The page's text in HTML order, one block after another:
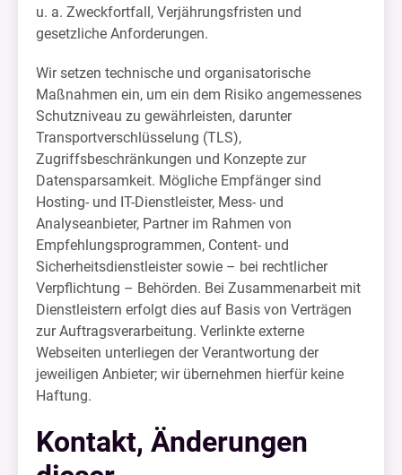
u. a. Zweckfortfall, Verjährungsfristen und
gesetzliche Anforderungen.
Wir setzen technische und organisatorische
Maßnahmen ein, um ein dem Risiko angemessenes
Schutzniveau zu gewährleisten, darunter
Transportverschlüsselung (TLS),
Zugriffsbeschränkungen und Konzepte zur
Datensparsamkeit. Mögliche Empfänger sind
Hosting- und IT-Dienstleister, Mess- und
Analyseanbieter, Partner im Rahmen von
Empfehlungsprogrammen, Content- und
Sicherheitsdienstleister sowie – bei rechtlicher
Verpflichtung – Behörden. Bei Zusammenarbeit mit
Dienstleistern erfolgt dies auf Basis von Verträgen
zur Auftragsverarbeitung. Verlinkte externe
Webseiten unterliegen der Verantwortung der
jeweiligen Anbieter; wir übernehmen hierfür keine
Haftung.
Kontakt, Änderungen